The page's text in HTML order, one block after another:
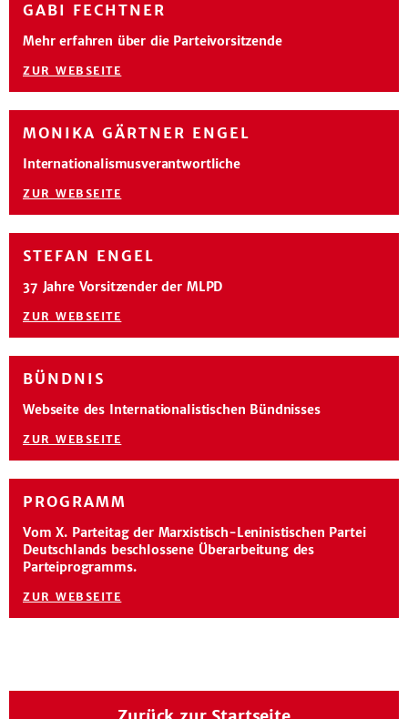
GABI FECHTNER
Mehr erfahren über die Parteivorsitzende
ZUR WEBSEITE
MONIKA GÄRTNER ENGEL
Internationalismusverantwortliche
ZUR WEBSEITE
STEFAN ENGEL
37 Jahre Vorsitzender der MLPD
ZUR WEBSEITE
BÜNDNIS
Webseite des Internationalistischen Bündnisses
ZUR WEBSEITE
PROGRAMM
Vom X. Parteitag der Marxistisch-Leninistischen Partei
Deutschlands beschlossene Überarbeitung des
Parteiprogramms.
ZUR WEBSEITE